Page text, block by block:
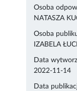
Osoba
NATASZA
Osoba
IZABELA
Data
2022-11-14
Data